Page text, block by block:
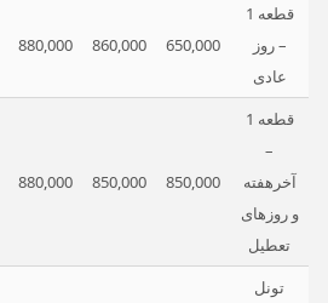
قطعه 1
– روز
عادی
650,000
860,000
880,000
قطعه 1
–
آخرهفته
و روزهای
تعطیل
850,000
850,000
880,000
تونل